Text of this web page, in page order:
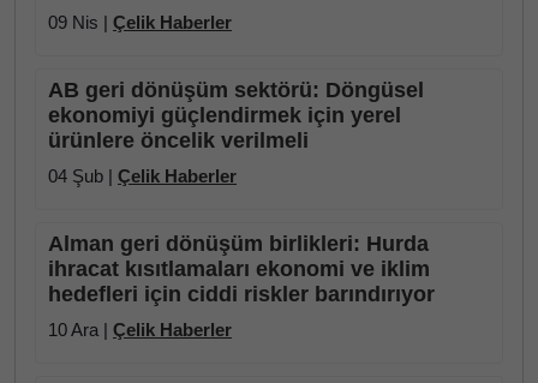
09 Nis | Çelik Haberler
AB geri dönüşüm sektörü: Döngüsel
ekonomiyi güçlendirmek için yerel
ürünlere öncelik verilmeli
04 Şub | Çelik Haberler
Alman geri dönüşüm birlikleri: Hurda
ihracat kısıtlamaları ekonomi ve iklim
hedefleri için ciddi riskler barındırıyor
10 Ara | Çelik Haberler